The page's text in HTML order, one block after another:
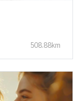
508.88km